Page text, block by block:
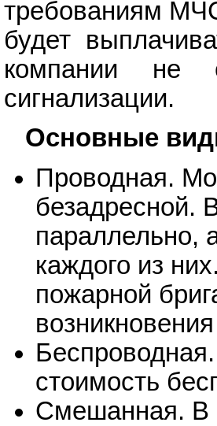
требованиям
будет
компании не
сигнализации.
Основные
Проводная.
безадресной.
параллельно,
каждого из
пожарной
стоимость
Смешанная. В